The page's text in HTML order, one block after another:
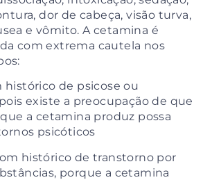
dor de cabeça, visão turva,
e vômito. A cetamina é
com extrema cautela nos
histórico de psicose ou
existe a preocupação de que
a cetamina produz possa
psicóticos
histórico de transtorno por
porque a cetamina